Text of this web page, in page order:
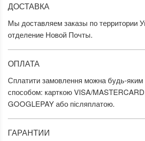
ДОСТАВКА
Мы доставляем заказы по территории
отделение Новой Почты.
ОПЛАТА
Сплатити замовлення можна будь-
способом: карткою VISA/
GOOGLEPAY або післяплатою.
ГАРАНТИИ